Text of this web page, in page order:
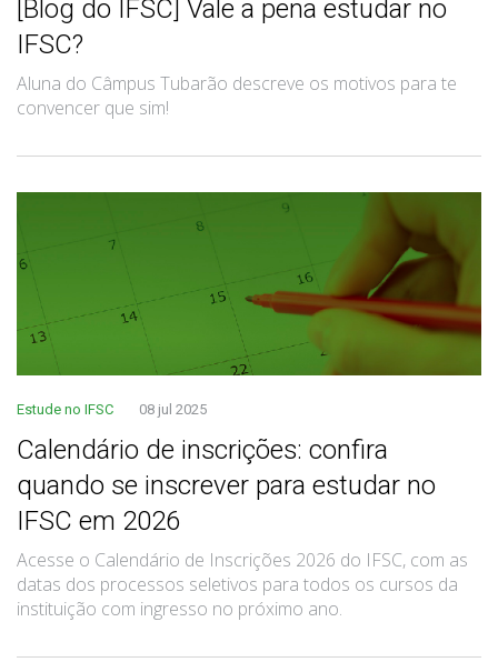
[Blog do IFSC] Vale a pena estudar no
IFSC?
Aluna do Câmpus Tubarão descreve os motivos para te
convencer que sim!
Estude no IFSC 08 jul 2025
Calendário de inscrições: confira
quando se inscrever para estudar no
IFSC em 2026
Acesse o Calendário de Inscrições 2026 do IFSC, com as
datas dos processos seletivos para todos os cursos da
instituição com ingresso no próximo ano.